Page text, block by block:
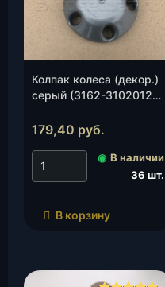
Колпак колеса (декор.)
серый (3162-3102012-
179,40 руб.
◉ В наличии
36 шт.
В корзину